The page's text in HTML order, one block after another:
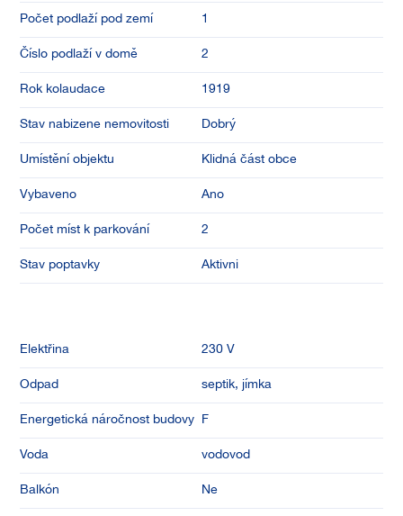
Počet podlaží pod zemí 1
Číslo podlaží v domě 2
Rok kolaudace 1919
Stav nabizene nemovitosti Dobrý
Umístění objektu Klidná část obce
Vybaveno Ano
Počet míst k parkování 2
Stav poptavky Aktivni
Elektřina 230 V
Odpad septik, jímka
Energetická náročnost budovy F
Voda vodovod
Balkón Ne